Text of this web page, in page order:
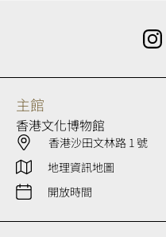
主館
香港文化博物館
香港沙田文林路 1 號
地理資訊地圖
開放時間